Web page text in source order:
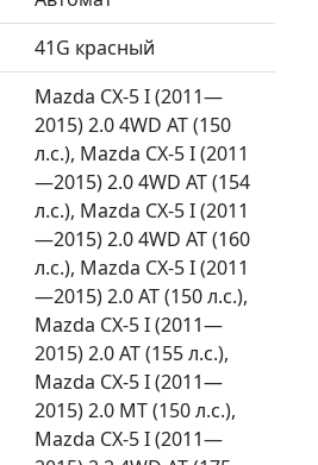
41G красный
Mazda CX-5 I (2011—
2015) 2.0 4WD AT (150
л.с.), Mazda CX-5 I (2011
—2015) 2.0 4WD AT (154
л.с.), Mazda CX-5 I (2011
—2015) 2.0 4WD AT (160
л.с.), Mazda CX-5 I (2011
—2015) 2.0 AT (150 л.с.),
Mazda CX-5 I (2011—
2015) 2.0 AT (155 л.с.),
Mazda CX-5 I (2011—
2015) 2.0 MT (150 л.с.),
Mazda CX-5 I (2011—